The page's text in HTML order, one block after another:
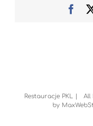
Restauracje PKL | All
by